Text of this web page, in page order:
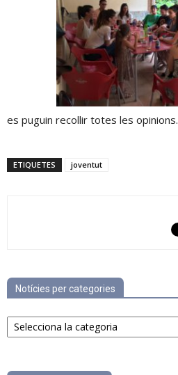
es puguin recollir totes les opinions.
ETIQUETES joventut
Notícies per categories
Notícies
per